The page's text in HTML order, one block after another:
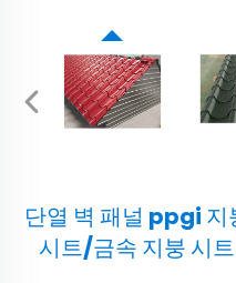
단열 벽 패널 ppgi 지
시트/금속 지붕 시